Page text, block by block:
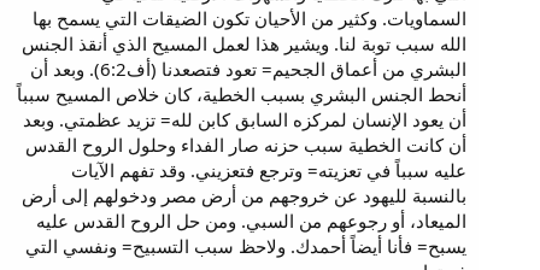
السماويات. وكثير من الأحيان تكون الضيقات التي يسمح بها
الله سبب توبة لنا. ويشير هذا لعمل المسيح الذي أنقذ الجنس
البشري من أعماق الجحيم= تعود فتصعدنا (أف6:2). وبعد أن
أنحط الجنس البشري بسبب الخطية، كان خلاص المسيح سبباً
أن يعود الإنسان لمركزه السابق كابن لله= تزيد عظمتي. وبعد
أن كانت الخطية سبب حزنه صار الفداء وحلول الروح القدس
عليه سبباً في تعزيته= وترجع فتعزيني. وقد تفهم الآيات
بالنسبة لليهود عن خروجهم من أرض مصر ودخولهم إلى أرض
الميعاد، أو رجوعهم من السبي. ومن حل الروح القدس عليه
يسبح= فأنا أيضاً أحمدك. ولاحظ سبب التسبيح= ونفسي التي